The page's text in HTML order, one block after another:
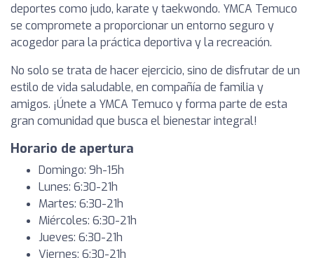
deportes como judo, karate y taekwondo. YMCA Temuco
se compromete a proporcionar un entorno seguro y
acogedor para la práctica deportiva y la recreación.
No solo se trata de hacer ejercicio, sino de disfrutar de un
estilo de vida saludable, en compañía de familia y
amigos. ¡Únete a YMCA Temuco y forma parte de esta
gran comunidad que busca el bienestar integral!
Horario de apertura
Domingo: 9h-15h
Lunes: 6:30-21h
Martes: 6:30-21h
Miércoles: 6:30-21h
Jueves: 6:30-21h
Viernes: 6:30-21h